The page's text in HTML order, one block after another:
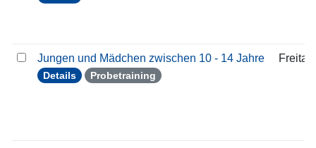
Jungen und Mädchen zwischen 10 - 14 Jahre
Details Probetraining
Freitag